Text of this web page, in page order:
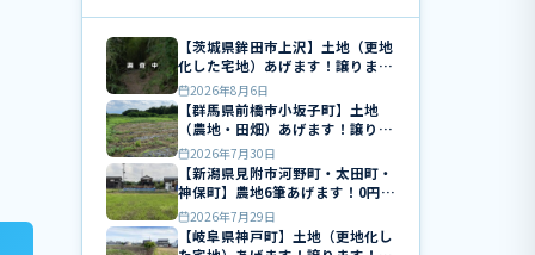
【茨城県鉾田市上沢】土地（更地
化した宅地）あげます！譲りま
す！0円物件！
2026年8月6日
【群馬県前橋市小坂子町】土地
（農地・田畑）あげます！譲りま
す！0円物件！無料！
2026年7月30日
【新潟県見附市河野町・太田町・
神保町】農地6筆あげます！0円物
件！無料！
2026年7月29日
【岐阜県神戸町】土地（更地化し